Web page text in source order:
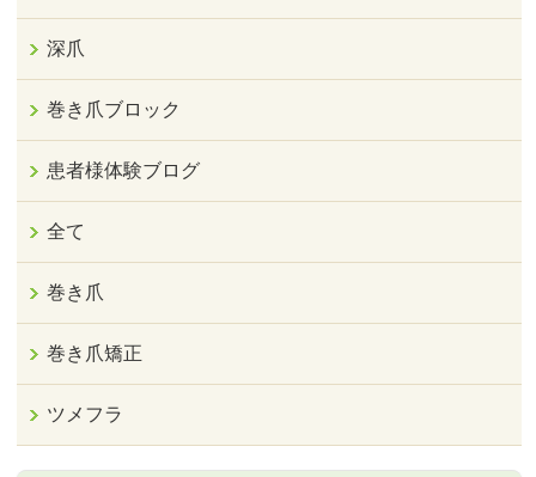
深爪
巻き爪ブロック
患者様体験ブログ
全て
巻き爪
巻き爪矯正
ツメフラ